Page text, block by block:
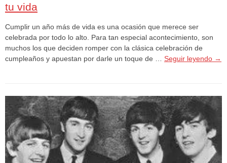
tu vida
Cumplir un año más de vida es una ocasión que merece ser
celebrada por todo lo alto. Para tan especial acontecimiento, son
muchos los que deciden romper con la clásica celebración de
cumpleaños y apuestan por darle un toque de … Seguir leyendo →